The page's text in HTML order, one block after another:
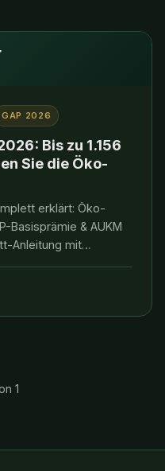
GAP 2026
Bis zu 1.156
Sie die Öko-
erklärt: Öko-
Basisprämie & AUKM
Anleitung mit
1